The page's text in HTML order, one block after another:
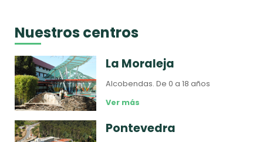
Nuestros centros
La Moraleja
Alcobendas.De 0 a 18 años
Ver más
Pontevedra